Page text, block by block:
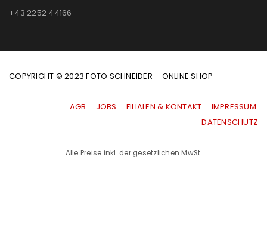
+43 2252 44166
COPYRIGHT © 2023 FOTO SCHNEIDER – ONLINE SHOP
AGB JOBS FILIALEN & KONTAKT
IMPRESSUM
|DATENSCHUTZ
Alle Preise inkl. der gesetzlichen MwSt.